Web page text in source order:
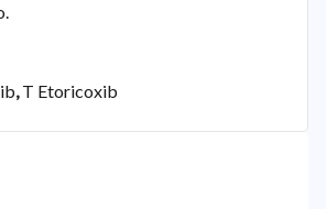
,T Etoricoxib